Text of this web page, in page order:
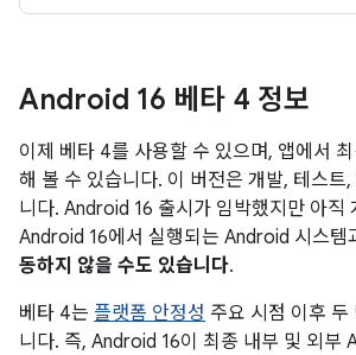
Android 16 베타 4 정보
이제 베타 4를 사용할 수 있으며, 앱에서
해 볼 수 있습니다. 이 버전은 개발, 테스트
니다. Android 16 출시가 임박했지만 아직
Android 16에서 실행되는 Android 시스템
동하지 않을 수도 있습니다.
베타 4는 플랫폼 안정성 주요 시점 이후
니다. 즉, Android 16이 최종 내부 및 외부